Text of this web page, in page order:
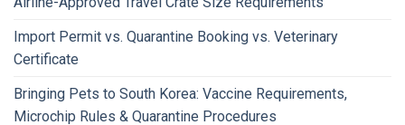
Import Permit vs. Quarantine Booking vs. Veterinary
Certificate
Bringing Pets to South Korea: Vaccine Requirements,
Microchip Rules & Quarantine Procedures